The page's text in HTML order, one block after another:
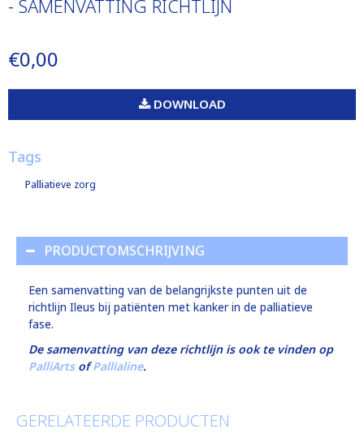
- SAMENVATTING RICHTLIJN
€0,00
DOWNLOAD
Tags
Palliatieve zorg
PRODUCTOMSCHRIJVING
Een samenvatting van de belangrijkste punten uit de
richtlijn Ileus bij patiënten met kanker in de palliatieve
fase.
De samenvatting van deze richtlijn is ook te vinden op
PalliArtsofPallialine.
GERELATEERDE PRODUCTEN